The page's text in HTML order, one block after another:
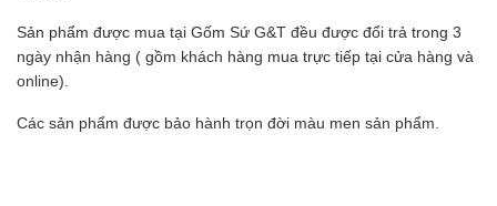
Sản phẩm được mua tại Gốm Sứ G&T đều được đổi trả trong 3
ngày nhận hàng ( gồm khách hàng mua trực tiếp tại cửa hàng và
online).
Các sản phẩm được bảo hành trọn đời màu men sản phẩm.